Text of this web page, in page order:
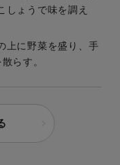
しょうで味を調え
上に野菜を盛り、手
らす。